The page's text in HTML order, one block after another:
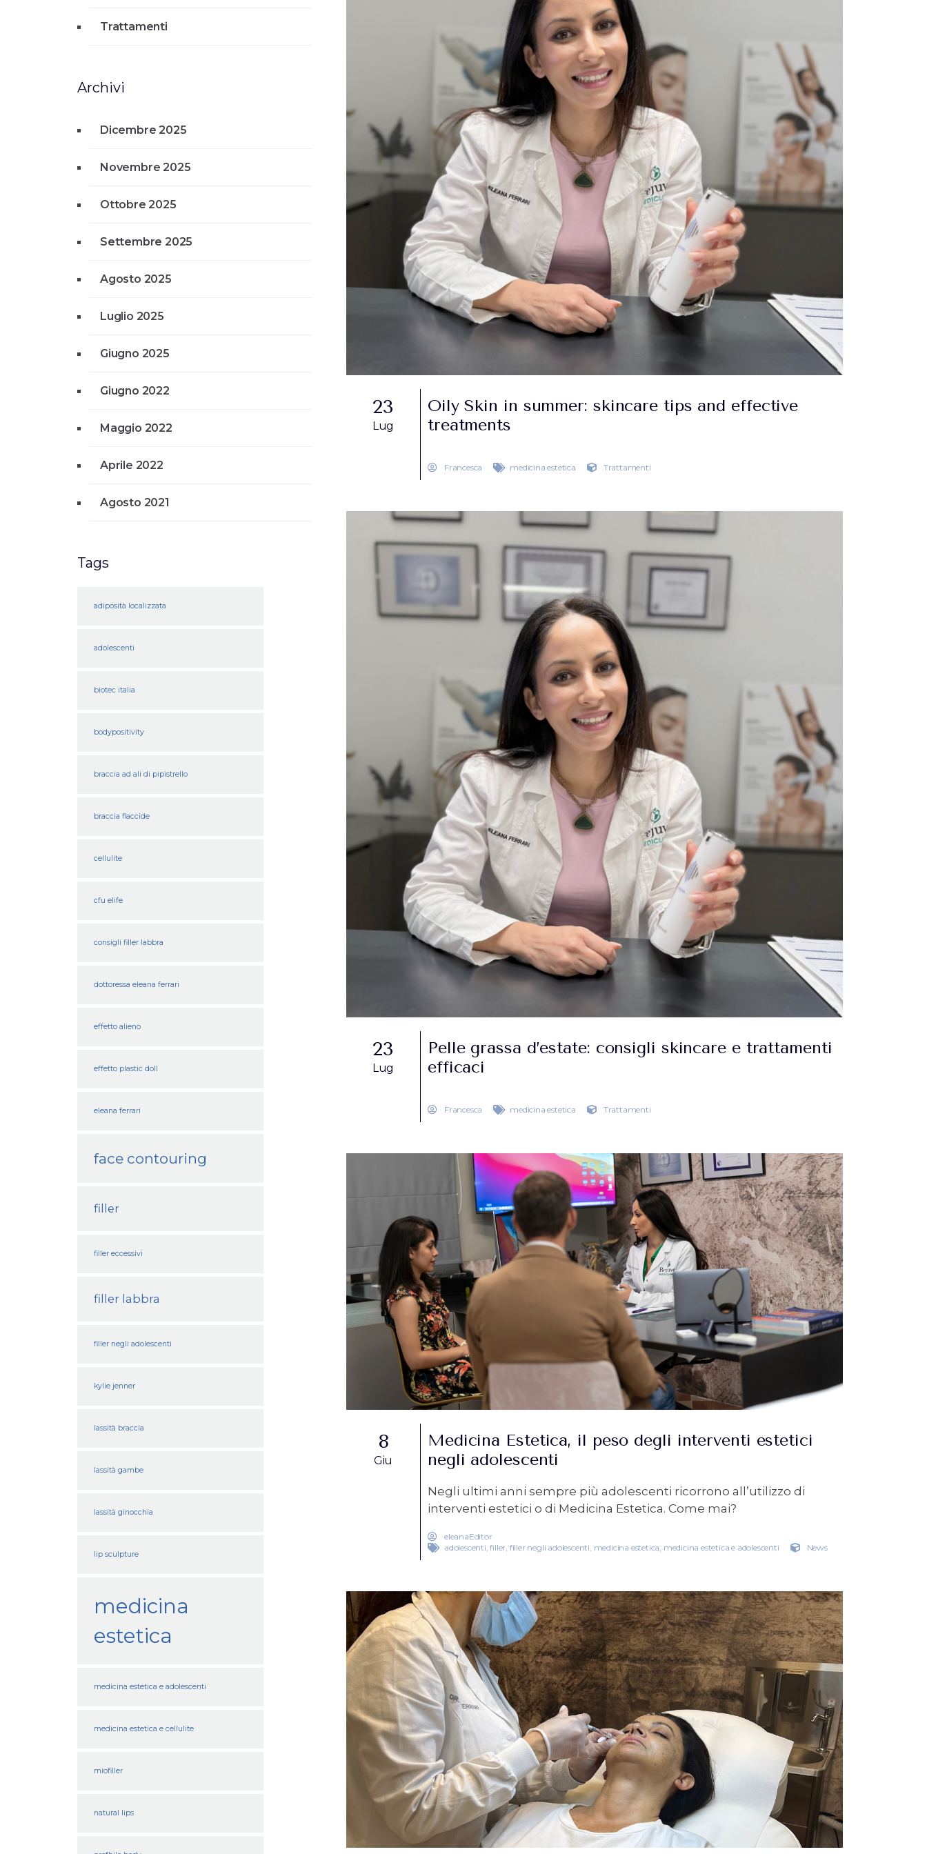
Trattamenti
Archivi
Dicembre 2025
Novembre 2025
Ottobre 2025
Settembre 2025
Agosto 2025
Luglio 2025
Giugno 2025
Giugno 2022
Maggio 2022
Aprile 2022
Agosto 2021
Tags
adiposità localizzata
adolescenti
biotec italia
bodypositivity
braccia ad ali di pipistrello
braccia flaccide
cellulite
cfu elife
consigli filler labbra
dottoressa eleana ferrari
effetto alieno
effetto plastic doll
eleana ferrari
face contouring
filler
filler eccessivi
filler labbra
filler negli adolescenti
kylie jenner
lassità braccia
lassità gambe
lassità ginocchia
lip sculpture
medicina
estetica
medicina estetica e adolescenti
medicina estetica e cellulite
miofiller
natural lips
23
Lug
Oily Skin in summer: skincare tips and effective
treatments
Francesca medicina estetica Trattamenti
23
Lug
Pelle grassa d’estate: consigli skincare e trattamenti
efficaci
Francesca medicina estetica Trattamenti
8
Giu
Medicina Estetica, il peso degli interventi estetici
negli adolescenti
Negli ultimi anni sempre più adolescenti ricorrono all’utilizzo di
interventi estetici o di Medicina Estetica. Come mai?
eleanaEditor
adolescenti ,filler filler negli adolescenti medicina estetica medicina estetica e adolescenti News